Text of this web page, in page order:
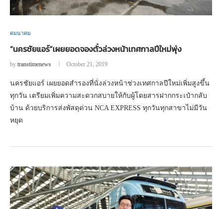
คมนาคม
“นครชัยแอร์”เผยยอดจองตั๋วล่วงหน้าเทศกาลปีใหม่พุ่ง
by transtimenews October 21, 2019
นครชัยแอร์ เผยยอดสำรองที่นั่งล่วงหน้าช่วงเทศกาลปีใหม่เพิ่มสูงขึ้น
ทุกวัน เตรียมเพิ่มความสะดวกสบายให้กับผู้โดยสารฝากกระเป๋ากลับ
บ้าน ด้วยบริการส่งพัสดุด่วน NCA EXPRESS ทุกวันทุกสาขาไม่มีวัน
หยุด